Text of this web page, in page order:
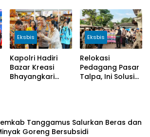
Berprestasi dan
Dukung Gaya
Hidup Sehat
Eksbis
Kapolri Hadiri
Bazar Kreasi
Bhayangkari
Budaya Lokal
Eksbis
Relokasi
Pedagang Pasar
Talpa, Ini Solusi
Tanggamus Salurkan Beras dan
Goreng Bersubsidi